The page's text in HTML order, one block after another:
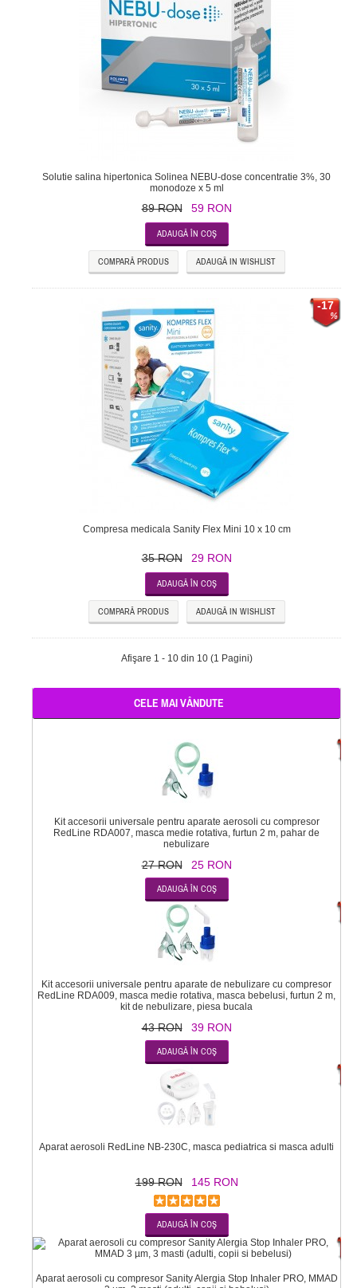
Solutie salina hipertonica Solinea NEBU-dose concentratie 3%, 30
monodoze x 5 ml
89 RON 59 RON
COMPARĂ PRODUS ADAUGĂ IN WISHLIST
-17
Compresa medicala Sanity Flex Mini 10 x 10 cm
35 RON 29 RON
COMPARĂ PRODUS ADAUGĂ IN WISHLIST
Afişare 1 - 10 din 10 (1 Pagini)
CELE MAI VÂNDUTE
Kit accesorii universale pentru aparate aerosoli cu compresor
RedLine RDA007, masca medie rotativa, furtun 2 m, pahar de
nebulizare
27 RON 25 RON
Kit accesorii universale pentru aparate de nebulizare cu compresor
RedLine RDA009, masca medie rotativa, masca bebelusi, furtun 2 m,
kit de nebulizare, piesa bucala
43 RON 39 RON
Aparat aerosoli RedLine NB-230C, masca pediatrica si masca adulti
199 RON 145 RON
Aparat aerosoli cu compresor Sanity Alergia Stop Inhaler PRO, MMAD